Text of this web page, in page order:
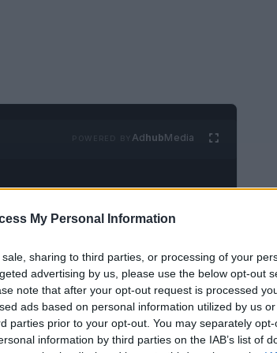
My Personal Information
sharing to third parties, or processing of your
advertising by us, please use the below opt-out
note that after your opt-out request is processed
ads based on personal information utilized by us
parties prior to your opt-out. You may separately
information by third parties on the IAB’s list of
AdhubMedia
sobre las profundidades una
con un nuevosubmarino
civilizaciones y vidas del